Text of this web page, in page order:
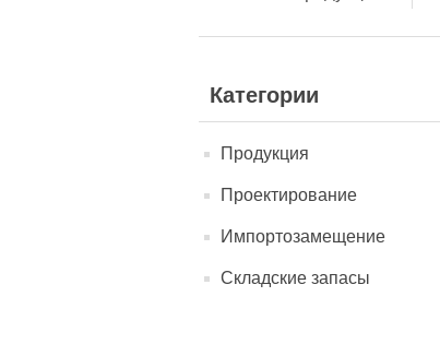
Категории
Продукция
Проектирование
Импортозамещение
Складские запасы